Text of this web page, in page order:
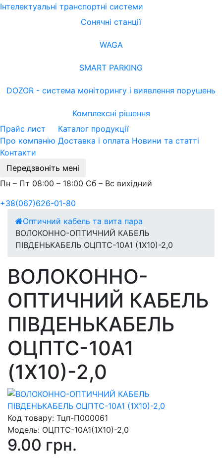
Інтелектуальні транспортні системи
Сонячні станції
WAGA
SMART PARKING
DOZOR - система моніторингу і виявлення порушень
Комплексні рішення
Прайс лист
Каталог продукції
Про компанію Доставка і оплата Новини та статті
Контакти
Передзвоніть мені
Пн – Пт 08:00 – 18:00 Сб – Вс вихідний
+38(067)626-01-80
Оптичний кабель та вита пара
ВОЛОКОННО-ОПТИЧНИЙ КАБЕЛЬ
ПІВДЕНЬКАБЕЛЬ ОЦПТС-10А1 (1Х10)-2,0
ВОЛОКОННО-
ОПТИЧНИЙ КАБЕЛЬ
ПІВДЕНЬКАБЕЛЬ
ОЦПТС-10А1
(1Х10)-2,0
Код товару: Тцп-П000061
Модель: ОЦПТС-10А1(1Х10)-2,0
9.00 грн.